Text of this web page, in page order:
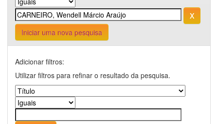
Iniciar uma nova pesquisa
Adicionar filtros:
Utilizar filtros para refinar o resultado da pesquisa.